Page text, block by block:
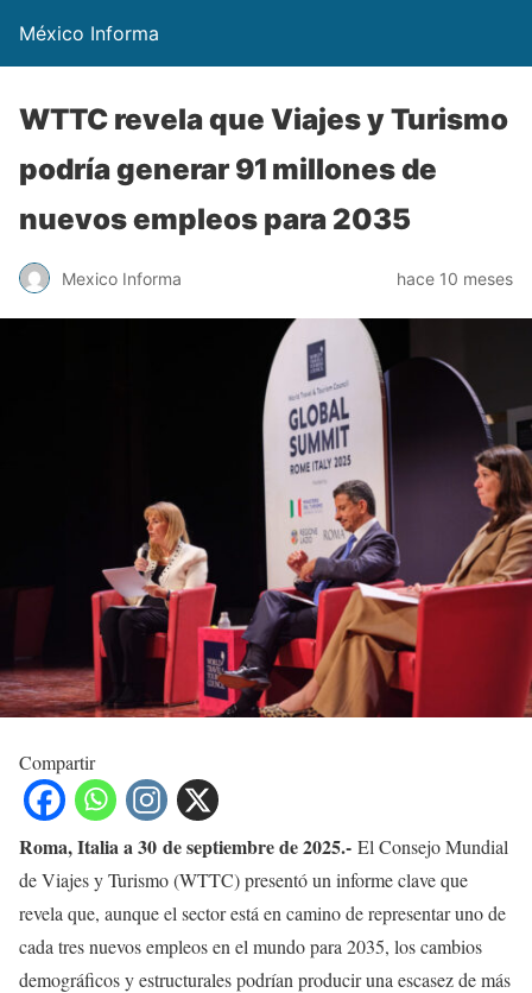
México Informa
WTTC revela que Viajes y Turismo
podría generar 91 millones de
nuevos empleos para 2035
Mexico Informa hace 10 meses
Compartir
Roma, Italia a 30 de septiembre de 2025.- El Consejo Mundial
de Viajes y Turismo (WTTC) presentó un informe clave que
revela que, aunque el sector está en camino de representar uno de
cada tres nuevos empleos en el mundo para 2035, los cambios
demográficos y estructurales podrían producir una escasez de más